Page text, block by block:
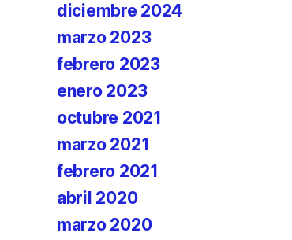
diciembre 2024
marzo 2023
febrero 2023
enero 2023
octubre 2021
marzo 2021
febrero 2021
abril 2020
marzo 2020